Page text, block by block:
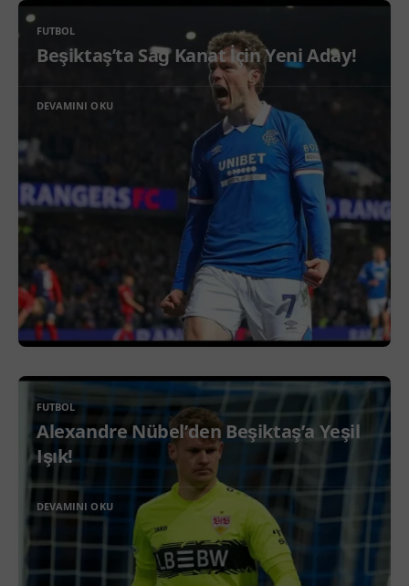
FUTBOL
Beşiktaş’ta Sağ Kanat İçin Yeni Aday!
DEVAMINI OKU
FUTBOL
Alexandre Nübel’den Beşiktaş’a Yeşil
Işık!
DEVAMINI OKU